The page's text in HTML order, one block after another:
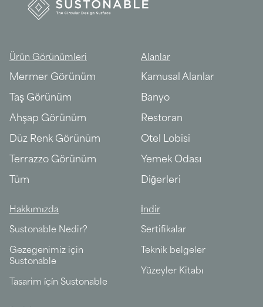
Ürün Görünümleri
Mermer Görünüm
Taş Görünüm
Ahşap Görünüm
Düz Renk Görünüm
Terrazzo Görünüm
Tüm
Alanlar
Kamusal Alanlar
Banyo
Restoran
Otel Lobisi
Yemek Odası
Diğerleri
Hakkımızda
Sustonable Nedir?
Gezegenimiz için
Sustonable
Tasarim i̇çi̇n Sustonable
İndir
Sertifikalar
Teknik belgeler
Yüzeyler Kitabı